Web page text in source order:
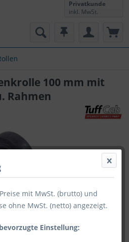
Privatkunde
inkl. MwSt.
100 mm mit
Rahmen
mit MwSt. (brutto) und
ohne MwSt. (netto) angezeigt.
Einstellung: